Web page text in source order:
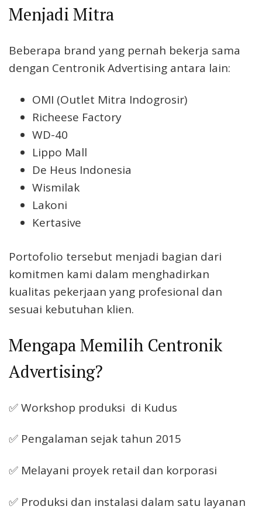
Menjadi Mitra
Beberapa brand yang pernah bekerja sama
dengan Centronik Advertising antara lain:
OMI (Outlet Mitra Indogrosir)
Richeese Factory
WD-40
Lippo Mall
De Heus Indonesia
Wismilak
Lakoni
Kertasive
Portofolio tersebut menjadi bagian dari
komitmen kami dalam menghadirkan
kualitas pekerjaan yang profesional dan
sesuai kebutuhan klien.
Mengapa Memilih Centronik
Advertising?
✅ Workshop produksi di Kudus
✅ Pengalaman sejak tahun 2015
✅ Melayani proyek retail dan korporasi
✅ Produksi dan instalasi dalam satu layanan